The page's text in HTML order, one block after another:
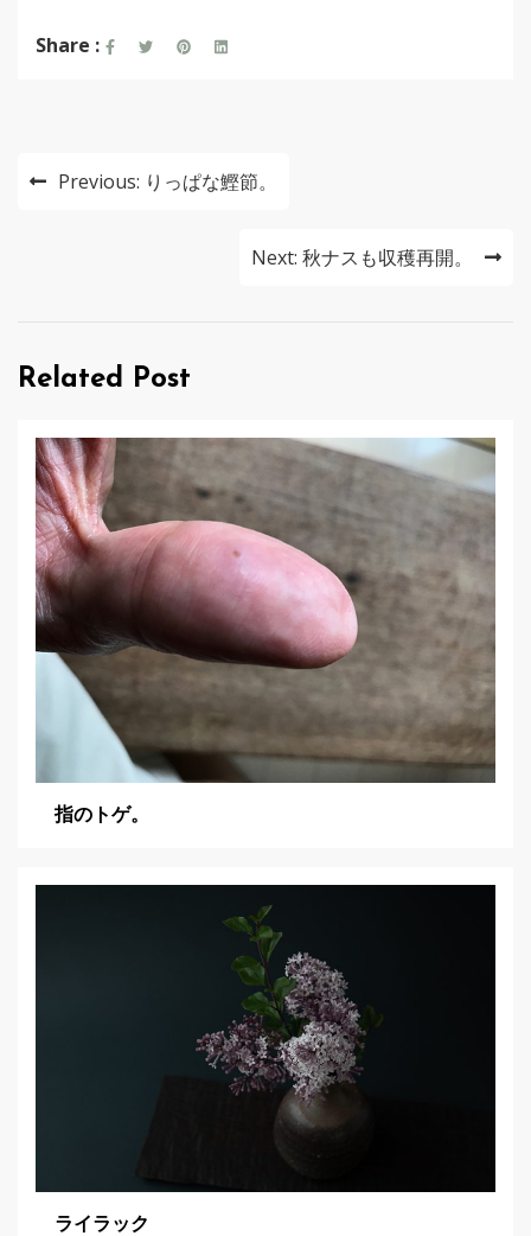
Share :
投
ー
ョ
ン
Previous: りっぱな鰹節。
Next: 秋ナスも収穫再開。
Related Post
指のトゲ。
ライラック